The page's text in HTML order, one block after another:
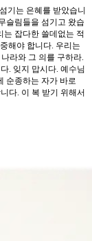
기는 은혜를 받았습니
슬림들을 섬기고 왔습
잡다한 쓸데없는 적
해야 합니다. 우리는
라와 그 의를 구하라.
. 잊지 맙시다. 예수님
순종하는 자가 바로
다. 이 복 받기 위해서